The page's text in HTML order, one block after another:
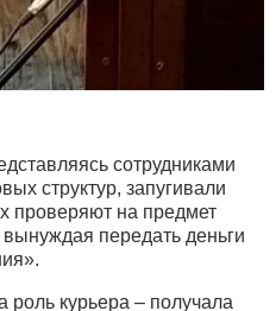
сотрудниками
структур, запугивали
проверяют на предмет
передать деньги
курьера – получала